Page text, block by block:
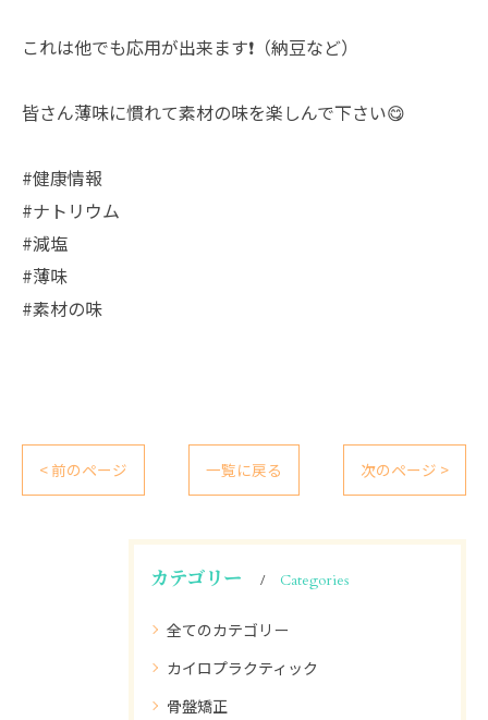
これは他でも応用が出来ます❗️（納豆など）
皆さん薄味に慣れて素材の味を楽しんで下さい😋
#健康情報
#ナトリウム
#減塩
#薄味
#素材の味
< 前のページ 一覧に戻る 次のページ >
カテゴリー Categories
全てのカテゴリー
カイロプラクティック
骨盤矯正